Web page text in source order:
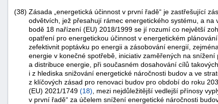
(38) Zásada „energetická účinnost v první řadě“ je zastřešující
odvětvích, jež přesahují rámec energetického systému, a
bodě 18 nařízení (EU) 2018/1999 se jí rozumí co největší
opatření pro energetickou účinnost v energetickém
zefektivnit poptávku po energii a zásobování energií,
energie v konečné spotřebě, iniciativ zaměřených na
a distribuce energie, při současném dosahování cílů
i z hlediska snižování energetické náročnosti budov a ve
z klíčových zásad pro renovaci budov pro období do roku
(EU) 2021/1749 (18) , mezi nejdůležitější vedlejší přínosy
v první řadě“ za účelem snížení energetické náročnosti